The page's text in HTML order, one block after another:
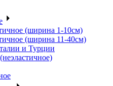
(ширина 1-10см)
(ширина 11-40см)
и Турции